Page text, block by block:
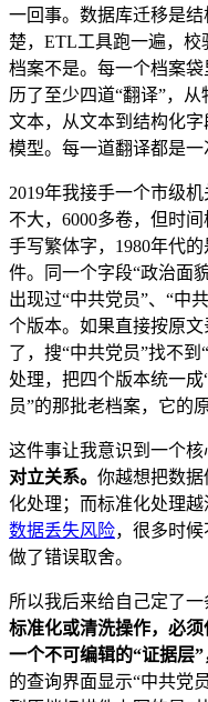
一回事。数据库迁移是
楚，ETL工具跑一遍，
档案不是。每一个档案
历了至少四道“翻译”，
文本，从文本到结构化
模型。每一道翻译都是一
2019年我接手一个市级
不大，6000多卷，但时
手写繁体字，1980年代
件。同一个字段“政治面
出现过“中共党员”、“中
个版本。如果直接按原
了，搜“中共党员”找不
处理，把四个版本统一
员”的那批老档案，它的
这件事让我意识到一个核
对立关系。 你越想把数
化处理；而标准化处理越
数据丢失风险，很多时
做了错误取舍。
所以我后来给自己定了一
标准化或清洗操作，必
一个不可编辑的“证据层”
的查询界面显示“中共党